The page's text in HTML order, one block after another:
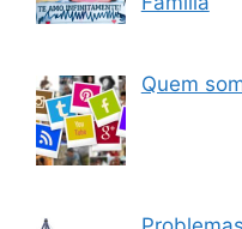
Quem